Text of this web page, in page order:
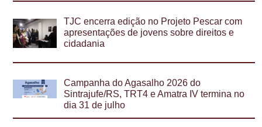
TJC encerra edição no Projeto Pescar com
apresentações de jovens sobre direitos e
cidadania
Campanha do Agasalho 2026 do
Sintrajufe/RS, TRT4 e Amatra IV termina no
dia 31 de julho